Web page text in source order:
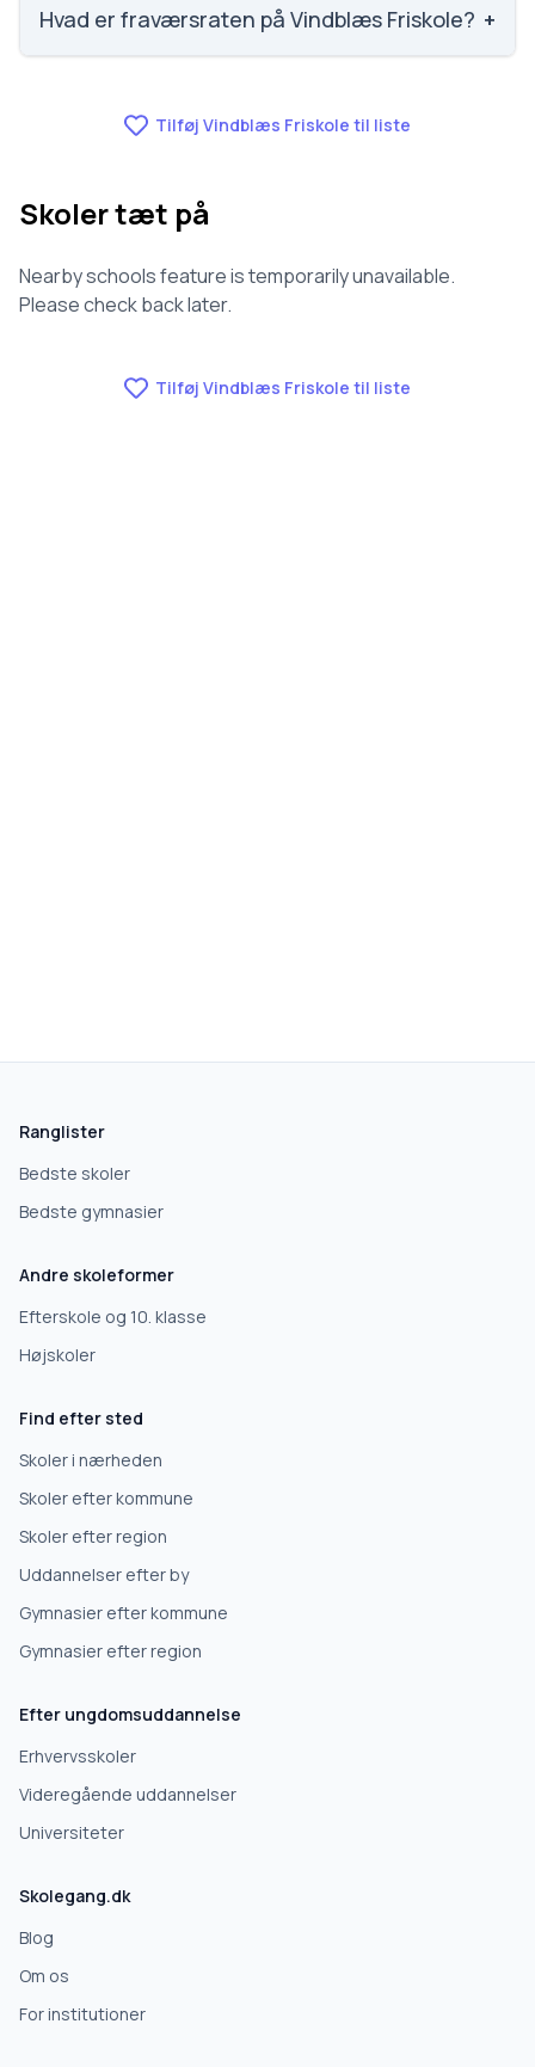
Friskole.
Hvad er fraværsraten på Vindblæs Friskole? +
Tilføj Vindblæs Friskole til liste
Skoler tæt på
Nearby schools feature is temporarily unavailable.
Please check back later.
Tilføj Vindblæs Friskole til liste
Ranglister
Bedste skoler
Bedste gymnasier
Andre skoleformer
Efterskole og 10. klasse
Højskoler
Find efter sted
Skoler i nærheden
Skoler efter kommune
Skoler efter region
Uddannelser efter by
Gymnasier efter kommune
Gymnasier efter region
Efter ungdomsuddannelse
Erhvervsskoler
Videregående uddannelser
Universiteter
Skolegang.dk
Blog
Om os
For institutioner